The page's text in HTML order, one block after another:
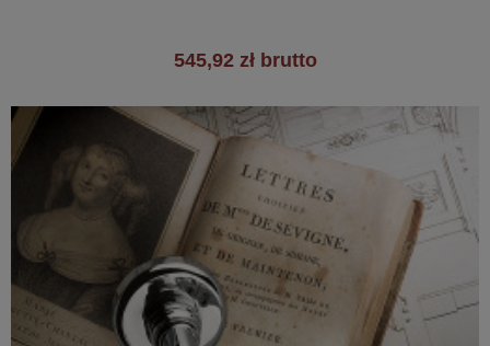
545,92 zł brutto